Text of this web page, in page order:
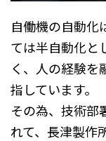
自働機の自動化
ては半自動化と
く、人の経験を
指しています。
その為、技術部
れて、長津製作